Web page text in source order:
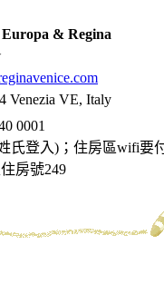
& Regina
Venezia VE, Italy
0001
氏登入)；住房區wifi要
房號249